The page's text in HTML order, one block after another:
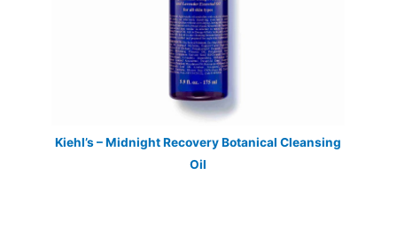
Kiehl’s – Midnight Recovery Botanical Cleansing
Oil